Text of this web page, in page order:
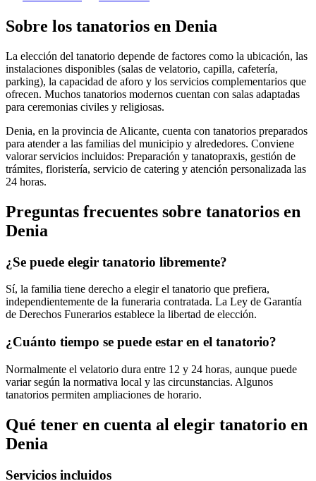
Sobre los tanatorios en Denia
La elección del tanatorio depende de factores como la ubicación, las
instalaciones disponibles (salas de velatorio, capilla, cafetería,
parking), la capacidad de aforo y los servicios complementarios que
ofrecen. Muchos tanatorios modernos cuentan con salas adaptadas
para ceremonias civiles y religiosas.
Denia, en la provincia de Alicante, cuenta con tanatorios preparados
para atender a las familias del municipio y alrededores. Conviene
valorar servicios incluidos: Preparación y tanatopraxis, gestión de
trámites, floristería, servicio de catering y atención personalizada las
24 horas.
Preguntas frecuentes sobre tanatorios en
Denia
¿Se puede elegir tanatorio libremente?
Sí, la familia tiene derecho a elegir el tanatorio que prefiera,
independientemente de la funeraria contratada. La Ley de Garantía
de Derechos Funerarios establece la libertad de elección.
¿Cuánto tiempo se puede estar en el tanatorio?
Normalmente el velatorio dura entre 12 y 24 horas, aunque puede
variar según la normativa local y las circunstancias. Algunos
tanatorios permiten ampliaciones de horario.
Qué tener en cuenta al elegir tanatorio en
Denia
Servicios incluidos